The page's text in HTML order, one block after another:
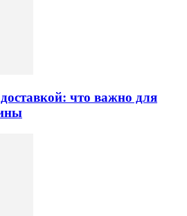
что важно для